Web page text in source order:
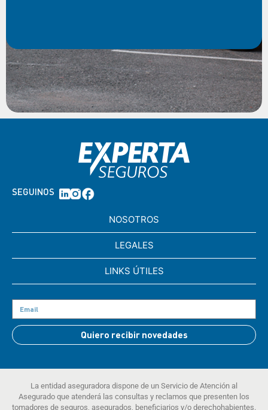
SEGUINOS
NOSOTROS
LEGALES
LINKS ÚTILES
Quiero recibir novedades
La entidad aseguradora dispone de un Servicio de Atención al
Asegurado que atenderá las consultas y reclamos que presenten los
tomadores de seguros, asegurados, beneficiarios y/o derechohabientes.